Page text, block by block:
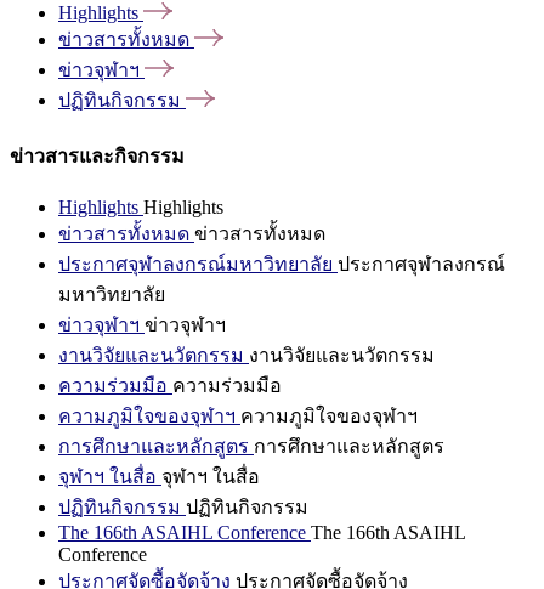
Highlights
ข่าวสารทั้งหมด
ข่าวจุฬาฯ
ปฏิทินกิจกรรม
ข่าวสารและกิจกรรม
Highlights Highlights
ข่าวสารทั้งหมด ข่าวสารทั้งหมด
ประกาศจุฬาลงกรณ์มหาวิทยาลัย ประกาศจุฬาลงกรณ์
มหาวิทยาลัย
ข่าวจุฬาฯ ข่าวจุฬาฯ
งานวิจัยและนวัตกรรม งานวิจัยและนวัตกรรม
ความร่วมมือ ความร่วมมือ
ความภูมิใจของจุฬาฯ ความภูมิใจของจุฬาฯ
การศึกษาและหลักสูตร การศึกษาและหลักสูตร
จุฬาฯ ในสื่อ จุฬาฯ ในสื่อ
ปฏิทินกิจกรรม ปฏิทินกิจกรรม
The 166th ASAIHL Conference The 166th ASAIHL
Conference
ประกาศจัดซื้อจัดจ้าง ประกาศจัดซื้อจัดจ้าง